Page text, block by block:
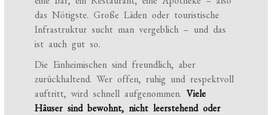
das Nötigste. Große Läden oder touristische
Infrastruktur sucht man vergeblich – und das
ist auch gut so.
Die Einheimischen sind freundlich, aber
zurückhaltend. Wer offen, ruhig und respektvoll
auftritt, wird schnell aufgenommen.Viele
Häuser sind bewohnt, nicht leerstehend oder